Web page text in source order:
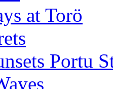
at Torö
Portu